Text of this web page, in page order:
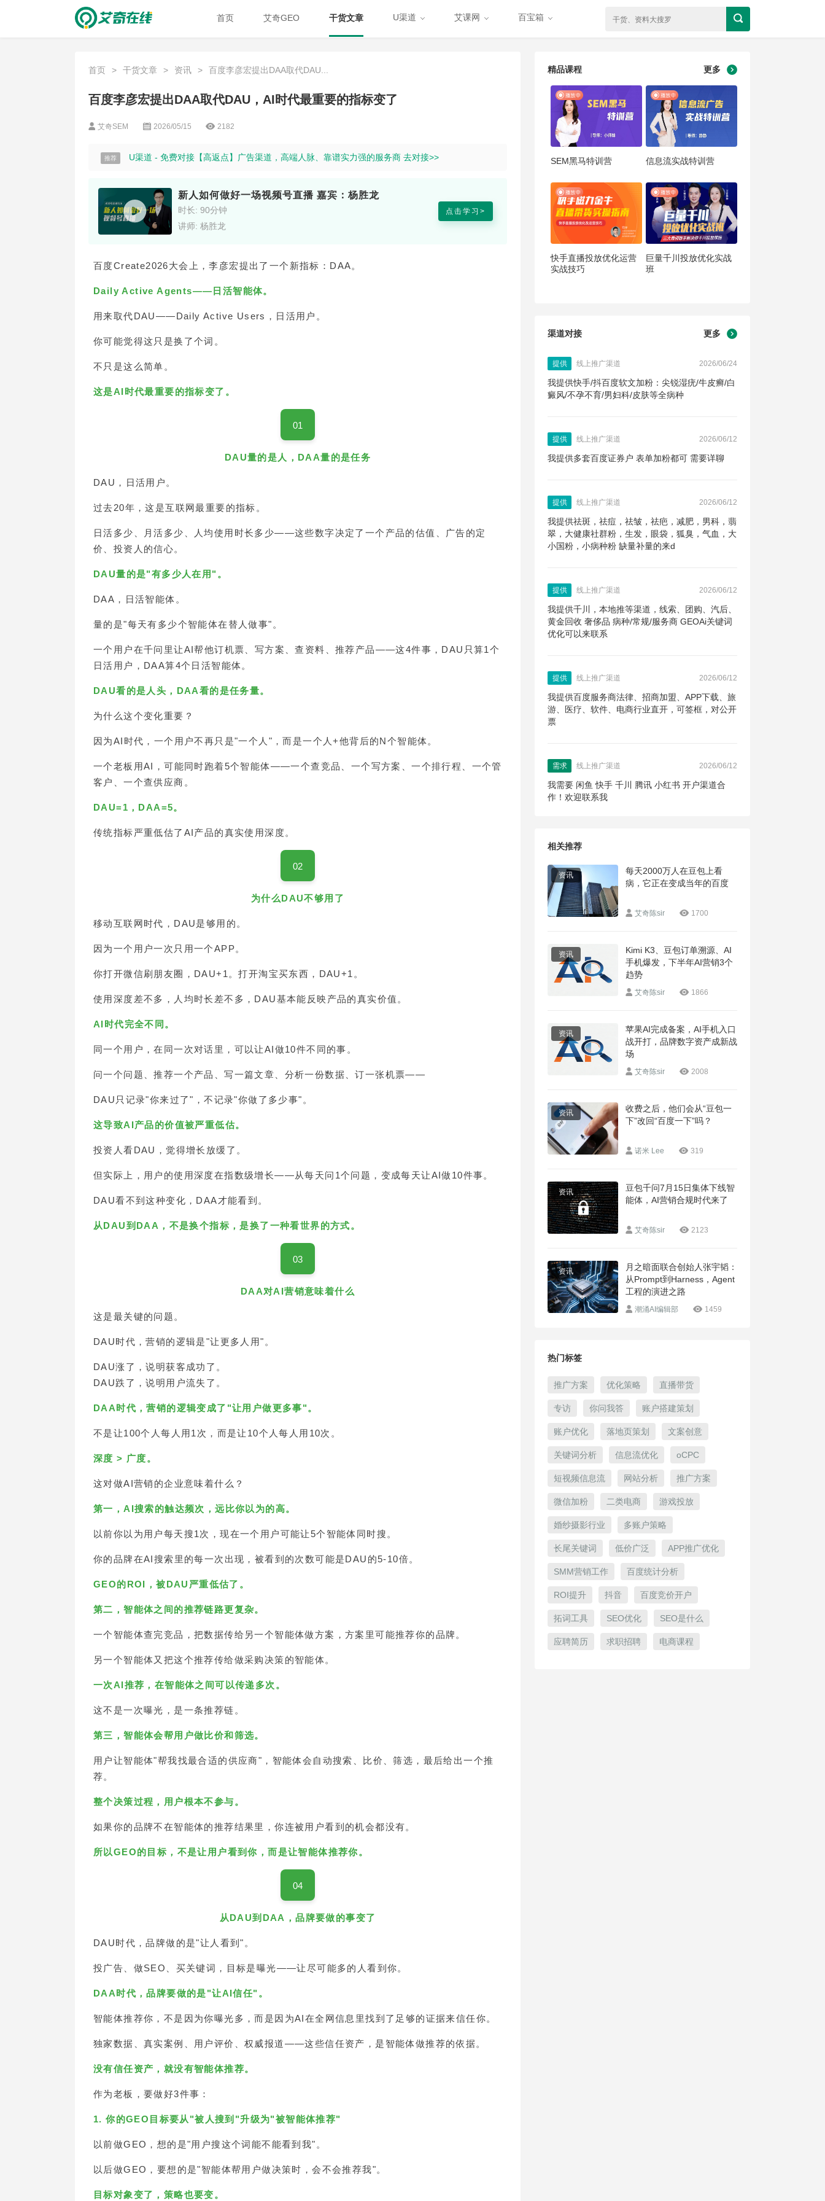
首页 艾奇GEO 干货文章 U渠道 艾课网 百宝箱
首页 > 干货文章 > 资讯 > 百度李彦宏提出DAA取代DAU...
百度李彦宏提出DAA取代DAU，AI时代最重要的指标变了
艾奇SEM 2026/05/15 2182
推荐 U渠道 - 免费对接【高返点】广告渠道，高端人脉、靠谱实力强的服务商 去对接>>
新人如何做好一场视频号直播 嘉宾：杨胜龙
时长: 90分钟
讲师: 杨胜龙
点击学习>
百度Create2026大会上，李彦宏提出了一个新指标：DAA。
Daily Active Agents——日活智能体。
用来取代DAU——Daily Active Users，日活用户。
你可能觉得这只是换了个词。
不只是这么简单。
这是AI时代最重要的指标变了。
01
DAU量的是人，DAA量的是任务
DAU，日活用户。
过去20年，这是互联网最重要的指标。
日活多少、月活多少、人均使用时长多少——这些数字决定了一个产品的估值、广告的定
价、投资人的信心。
DAU量的是"有多少人在用"。
DAA，日活智能体。
量的是"每天有多少个智能体在替人做事"。
一个用户在千问里让AI帮他订机票、写方案、查资料、推荐产品——这4件事，DAU只算1个
日活用户，DAA算4个日活智能体。
DAU看的是人头，DAA看的是任务量。
为什么这个变化重要？
因为AI时代，一个用户不再只是"一个人"，而是一个人+他背后的N个智能体。
一个老板用AI，可能同时跑着5个智能体——一个查竞品、一个写方案、一个排行程、一个管
客户、一个查供应商。
DAU=1，DAA=5。
传统指标严重低估了AI产品的真实使用深度。
02
为什么DAU不够用了
移动互联网时代，DAU是够用的。
因为一个用户一次只用一个APP。
你打开微信刷朋友圈，DAU+1。打开淘宝买东西，DAU+1。
使用深度差不多，人均时长差不多，DAU基本能反映产品的真实价值。
AI时代完全不同。
同一个用户，在同一次对话里，可以让AI做10件不同的事。
问一个问题、推荐一个产品、写一篇文章、分析一份数据、订一张机票——
DAU只记录"你来过了"，不记录"你做了多少事"。
这导致AI产品的价值被严重低估。
投资人看DAU，觉得增长放缓了。
但实际上，用户的使用深度在指数级增长——从每天问1个问题，变成每天让AI做10件事。
DAU看不到这种变化，DAA才能看到。
从DAU到DAA，不是换个指标，是换了一种看世界的方式。
03
DAA对AI营销意味着什么
这是最关键的问题。
DAU时代，营销的逻辑是"让更多人用"。
DAU涨了，说明获客成功了。
DAU跌了，说明用户流失了。
DAA时代，营销的逻辑变成了"让用户做更多事"。
不是让100个人每人用1次，而是让10个人每人用10次。
深度 > 广度。
这对做AI营销的企业意味着什么？
第一，AI搜索的触达频次，远比你以为的高。
以前你以为用户每天搜1次，现在一个用户可能让5个智能体同时搜。
你的品牌在AI搜索里的每一次出现，被看到的次数可能是DAU的5-10倍。
GEO的ROI，被DAU严重低估了。
第二，智能体之间的推荐链路更复杂。
一个智能体查完竞品，把数据传给另一个智能体做方案，方案里可能推荐你的品牌。
另一个智能体又把这个推荐传给做采购决策的智能体。
一次AI推荐，在智能体之间可以传递多次。
这不是一次曝光，是一条推荐链。
第三，智能体会帮用户做比价和筛选。
用户让智能体"帮我找最合适的供应商"，智能体会自动搜索、比价、筛选，最后给出一个推
荐。
整个决策过程，用户根本不参与。
如果你的品牌不在智能体的推荐结果里，你连被用户看到的机会都没有。
所以GEO的目标，不是让用户看到你，而是让智能体推荐你。
04
从DAU到DAA，品牌要做的事变了
DAU时代，品牌做的是"让人看到"。
投广告、做SEO、买关键词，目标是曝光——让尽可能多的人看到你。
DAA时代，品牌要做的是"让AI信任"。
智能体推荐你，不是因为你曝光多，而是因为AI在全网信息里找到了足够的证据来信任你。
独家数据、真实案例、用户评价、权威报道——这些信任资产，是智能体做推荐的依据。
没有信任资产，就没有智能体推荐。
作为老板，要做好3件事：
1. 你的GEO目标要从"被人搜到"升级为"被智能体推荐"
以前做GEO，想的是"用户搜这个词能不能看到我"。
以后做GEO，要想的是"智能体帮用户做决策时，会不会推荐我"。
目标对象变了，策略也要变。
精品课程 更多
SEM黑马特训营 信息流实战特训营
快手直播投放优化运营
实战技巧
巨量千川投放优化实战
班
渠道对接 更多
提供 线上推广渠道 2026/06/24
我提供快手/抖百度软文加粉：尖锐湿疣/牛皮癣/白
癜风/不孕不育/男妇科/皮肤等全病种
提供 线上推广渠道 2026/06/12
我提供多套百度证券户 表单加粉都可 需要详聊
提供 线上推广渠道 2026/06/12
我提供祛斑，祛痘，祛皱，祛疤，减肥，男科，翡
翠，大健康社群粉，生发，眼袋，狐臭，气血，大
小国粉，小病种粉 缺量补量的来d
提供 线上推广渠道 2026/06/12
我提供千川，本地推等渠道，线索、团购、汽后、
黄金回收 奢侈品 病种/常规/服务商 GEOAi关键词
优化可以来联系
提供 线上推广渠道 2026/06/12
我提供百度服务商法律、招商加盟、APP下载、旅
游、医疗、软件、电商行业直开，可签框，对公开
票
需求 线上推广渠道 2026/06/12
我需要 闲鱼 快手 千川 腾讯 小红书 开户渠道合
作！欢迎联系我
相关推荐
资讯
每天2000万人在豆包上看
病，它正在变成当年的百度
艾奇陈sir 1700
资讯
Kimi K3、豆包订单溯源、AI
手机爆发，下半年AI营销3个
趋势
艾奇陈sir 1866
资讯
苹果AI完成备案，AI手机入口
战开打，品牌数字资产成新战
场
艾奇陈sir 2008
资讯
收费之后，他们会从“豆包一
下”改回“百度一下”吗？
诺米 Lee 319
资讯
豆包千问7月15日集体下线智
能体，AI营销合规时代来了
艾奇陈sir 2123
资讯
月之暗面联合创始人张宇韬：
从Prompt到Harness，Agent
工程的演进之路
潮涌AI编辑部 1459
热门标签
推广方案 优化策略 直播带货
专访 你问我答 账户搭建策划
账户优化 落地页策划 文案创意
关键词分析 信息流优化 oCPC
短视频信息流 网站分析 推广方案
微信加粉 二类电商 游戏投放
婚纱摄影行业 多账户策略
长尾关键词 低价广泛 APP推广优化
SMM营销工作 百度统计分析
ROI提升 抖音 百度竞价开户
拓词工具 SEO优化 SEO是什么
应聘简历 求职招聘 电商课程